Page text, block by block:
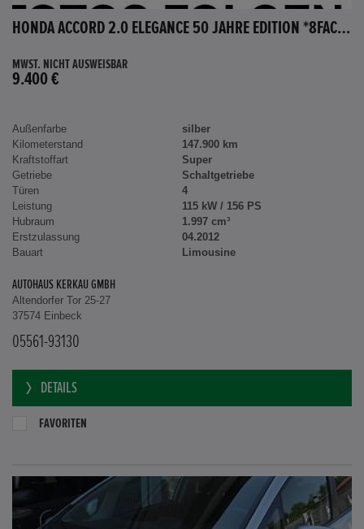
HONDA ACCORD 2.0 ELEGANCE 50 JAHRE EDITION *8FACH BEREIFT*
MWST. NICHT AUSWEISBAR
9.400 €
Außenfarbe
silber
Kilometerstand
147.900 km
Kraftstoffart
Super
Getriebe
Schaltgetriebe
Türen
4
Leistung
115 kW / 156 PS
Hubraum
1.997 cm³
Erstzulassung
04.2012
Bauart
Limousine
AUTOHAUS KERKAU GMBH
Altendorfer Tor 25-27
37574 Einbeck
05561-93130
DETAILS
FAVORITEN